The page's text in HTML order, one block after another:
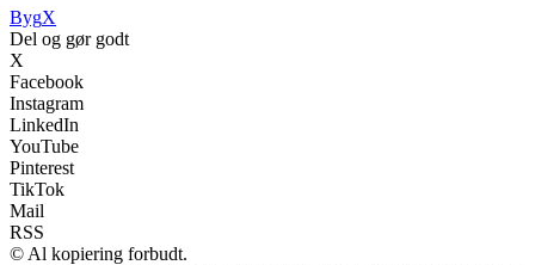
BygX
Del og gør godt
X
Facebook
Instagram
LinkedIn
YouTube
Pinterest
TikTok
Mail
RSS
© Al kopiering forbudt.